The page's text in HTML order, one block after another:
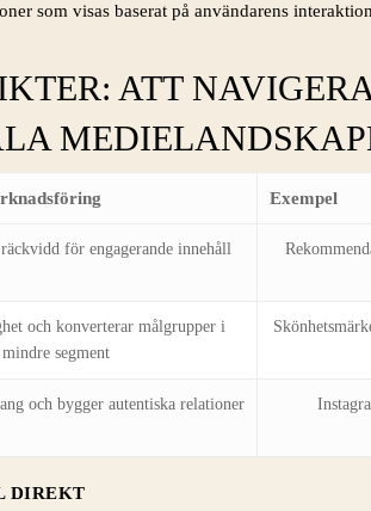
som visas baserat på användarens
ATT
Exempel
för engagerande innehåll
och konverterar målgrupper i
mindre segment
och bygger autentiska relationer
DIREKT